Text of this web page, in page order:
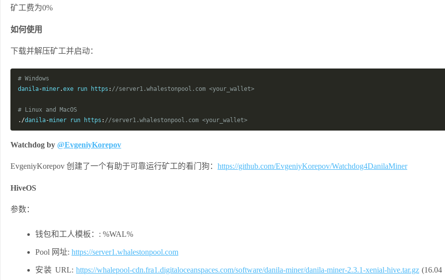
矿工费为0%
如何使用
下载并解压矿工并启动：
# Windows
danila-miner.exe run https : //server1.whalestonpool.com <your_wallet>
# Linux and MacOS
./danila-miner run https : //server1.whalestonpool.com <your_wallet>
Watchdog by @EvgeniyKorepov
EvgeniyKorepov 创建了一个有助于可靠运行矿工的看门狗： https://github.com/EvgeniyKorepov/Watchdog4DanilaMiner
HiveOS
参数：
钱包和工人模板：: %WAL%
Pool 网址: https://server1.whalestonpool.com
安装 URL:https://whalepool-cdn.fra1.digitaloceanspaces.com/software/danila-miner/danila-miner-2.3.1-xenial-hive.tar.gz